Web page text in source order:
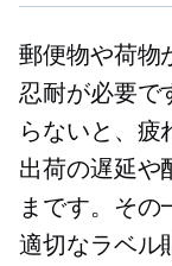
郵便物や荷物
忍耐が必要で
らないと、疲
出荷の遅延や
まです。その
適切なラベル